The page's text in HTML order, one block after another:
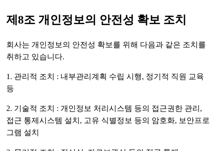
제8조 개인정보의 안전성 확보 조치
회사는 개인정보의 안전성 확보를 위해 다음과 같은 조치를
취하고 있습니다.
1. 관리적 조치 : 내부관리계획 수립 시행, 정기적 직원 교육
등
2. 기술적 조치 : 개인정보 처리시스템 등의 접근권한 관리,
접근 통제시스템 설치, 고유 식별정보 등의 암호화, 보안프로
그램 설치